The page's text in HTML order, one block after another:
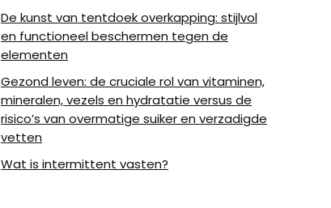
De kunst van tentdoek overkapping: stijlvol
en functioneel beschermen tegen de
elementen
Gezond leven: de cruciale rol van vitaminen,
mineralen, vezels en hydratatie versus de
risico’s van overmatige suiker en verzadigde
vetten
Wat is intermittent vasten?